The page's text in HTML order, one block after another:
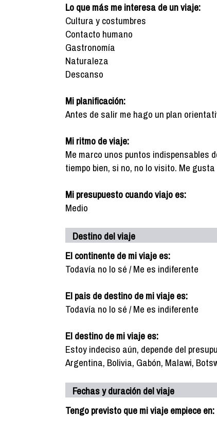
Lo que más me interesa de un viaje:
Cultura y costumbres
Contacto humano
Gastronomía
Naturaleza
Descanso
Mi planificación:
Antes de salir me hago un plan
Mi ritmo de viaje:
Me marco unos puntos indispensables
tiempo bien, si no, no lo visito. Me
Mi presupuesto cuando viajo es:
Medio
Destino del viaje
El continente de mi viaje es:
Todavía no lo sé / Me es indiferente
El pais de destino de mi viaje es:
Todavía no lo sé / Me es indiferente
El destino de mi viaje es:
Estoy indeciso aún, depende del
Argentina, Bolivia, Gabón, Malawi,
Fechas y duración del viaje
Tengo previsto que mi viaje empiece en: